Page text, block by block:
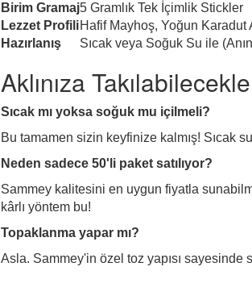
Birim Gramaj5 Gramlık Tek İçimlik Stickler
Lezzet ProfiliHafif Mayhoş, Yoğun Karadut
Hazırlanış
Sıcak veya Soğuk Su ile
Aklınıza
Sıcak mı yoksa soğuk mu içilmeli?
Bu tamamen sizin keyfinize kalmış! Sıcak
Neden sadece 50'li paket satılıyor?
Sammey kalitesini en uygun fiyatla
kârlı yöntem bu!
Topaklanma yapar mı?
Asla. Sammey'in özel toz yapısı sayesinde